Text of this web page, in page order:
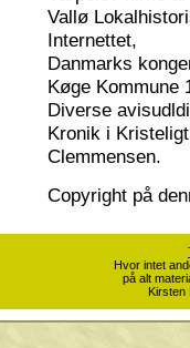
Vallø
Internettet,
Danmarks
Køge Kommune
Diverse
Kronik i
Clemmensen.
Copyright på
Hvor intet
på alt
Kirsten